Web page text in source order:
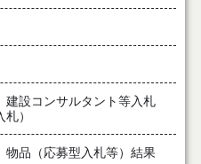
設コンサルタント等入札
）
品（応募型入札等）結果